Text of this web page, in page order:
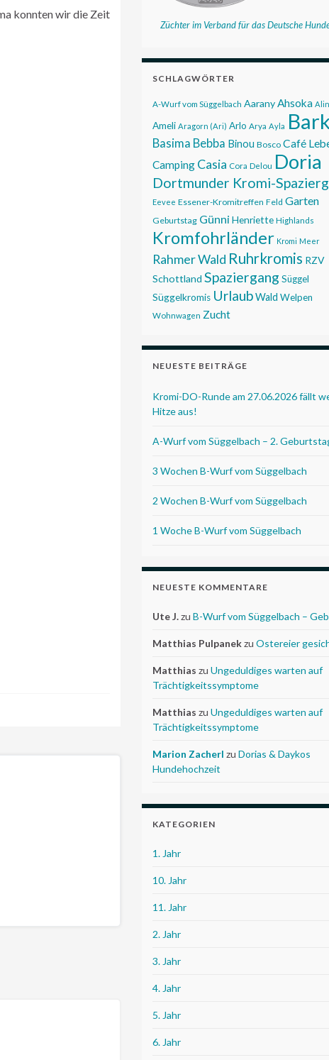
konnten wir die Zeit
Züchter im Verband für das Deutsche
SCHLAGWÖRTER
A-Wurf vom Süggelbach Aarany Ahsoka
Ameli Aragorn (Ari) Arlo Arya Ayla
Basima Bebba Binou Bosco Café
Camping Casia Cora Delou Doria
Dortmunder Kromi-
Eevee Essener-Kromitreffen Feld Garten
Geburtstag Günni Henriette Highlands
Kromfohrländer Kromi Meer
Rahmer Wald Ruhrkromis RZV
Schottland Spaziergang Süggel
Süggelkromis UrlaubWald Welpen
Wohnwagen Zucht
NEUESTE BEITRÄGE
Kromi-DO-Runde am 27.06.2026 fällt
Hitze aus!
A-Wurf vom Süggelbach – 2.
3 Wochen B-Wurf vom Süggelbach
2 Wochen B-Wurf vom Süggelbach
1 Woche B-Wurf vom Süggelbach
NEUESTE KOMMENTARE
Ute J.zu B-Wurf vom Süggelbach –
Matthias Pulpanekzu Ostereier
Matthias zu Ungeduldiges warten auf
Trächtigkeitssymptome
Matthias zu Ungeduldiges warten auf
Trächtigkeitssymptome
Marion Zacherl zu Dorias & Daykos
Hundehochzeit
KATEGORIEN
1. Jahr
10. Jahr
11. Jahr
2. Jahr
3. Jahr
4. Jahr
5. Jahr
6. Jahr